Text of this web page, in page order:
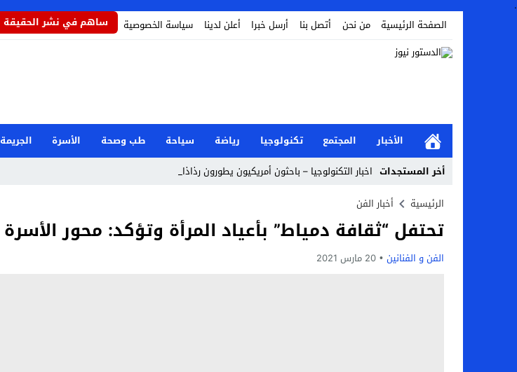
.
الصفحة الرئيسية
من نحن أتصل بنا أرسل خبرا أعلن لدينا سياسة الخصوصية ساهم في نشر الحقيقة
الأخبار المجتمع تكنولوجيا رياضة سياحة طب وصحة الأسرة الجريمة
أخر المستجدات اخبار التكنولوجيا – باحثون أمريكيون يطورون رذاذاً يحمي_
Stop
Previous
Next
الرئيسية أخبار الفن
تحتفل “ثقافة دمياط” بأعياد المرأة وتؤكد: محور الأسرة
الفن و الفنانين 20 مارس 2021